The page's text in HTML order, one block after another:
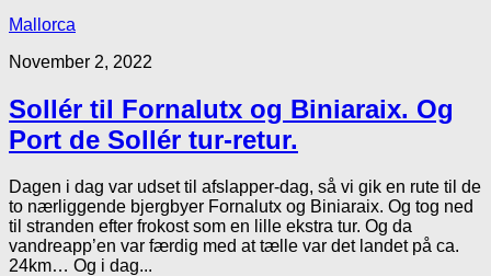
Mallorca
November 2, 2022
Sollér til Fornalutx og Biniaraix. Og
Port de Sollér tur-retur.
Dagen i dag var udset til afslapper-dag, så vi gik en rute til de
to nærliggende bjergbyer Fornalutx og Biniaraix. Og tog ned
til stranden efter frokost som en lille ekstra tur. Og da
vandreapp’en var færdig med at tælle var det landet på ca.
24km… Og i dag...